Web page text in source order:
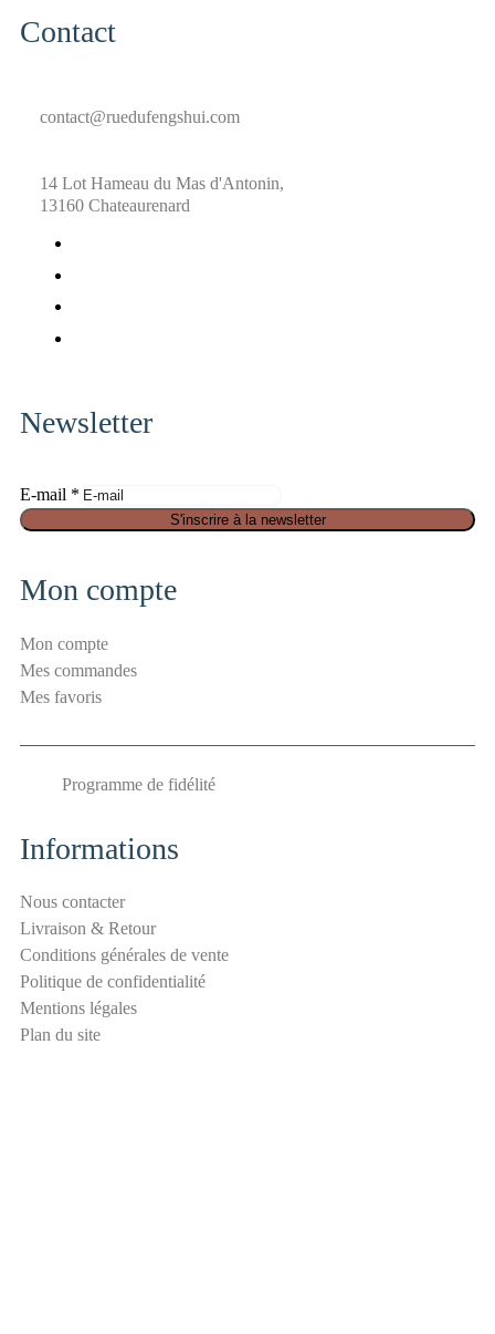
Contact
contact@ruedufengshui.com
14 Lot Hameau du Mas d'Antonin,
13160 Chateaurenard
Newsletter
S
é
r
t
é
E
l
n
t
i
-
s
p
E-mail *
S'inscrire à la newsletter
Mon compte
Mon compte
Mes commandes
Mes favoris
Programme de fidélité
Informations
Nous contacter
Livraison & Retour
Conditions générales de vente
Politique de confidentialité
Mentions légales
Plan du site